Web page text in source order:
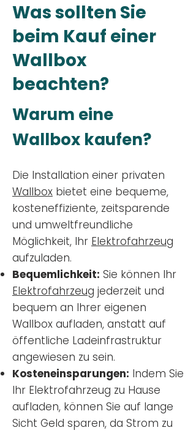
Was sollten Sie
beim Kauf einer
Wallbox
beachten?
Warum eine
Wallbox kaufen?
Die Installation einer privaten
Wallbox bietet eine bequeme,
kosteneffiziente, zeitsparende
und umweltfreundliche
Möglichkeit, Ihr Elektrofahrzeug
aufzuladen.
Bequemlichkeit: Sie können Ihr
Elektrofahrzeug jederzeit und
bequem an Ihrer eigenen
Wallbox aufladen, anstatt auf
öffentliche Ladeinfrastruktur
angewiesen zu sein.
Kosteneinsparungen: Indem Sie
Ihr Elektrofahrzeug zu Hause
aufladen, können Sie auf lange
Sicht Geld sparen, da Strom zu